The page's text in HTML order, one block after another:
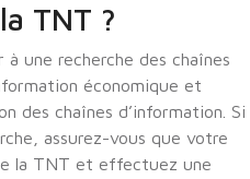
TNT ?
une recherche des chaînes
économique et
des chaînes d’information. Si
assurez-vous que votre
la TNT et effectuez une